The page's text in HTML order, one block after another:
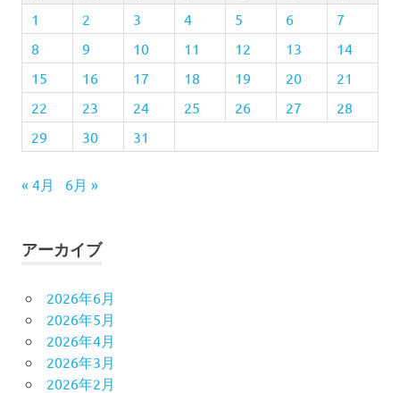
1
2 3 4 5 6
7
8
9 10 11 12 13
14
15
16 17 18 19 20
21
22
23 24 25 26 27
28
29
30 31
« 4月 6月 »
アーカイブ
2026年6月
2026年5月
2026年4月
2026年3月
2026年2月